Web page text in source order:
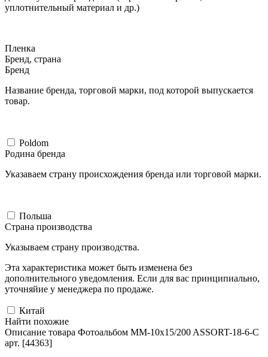
уплотнительный материал и др.)
Пленка
Бренд, страна
Бренд
Название бренда, торговой марки, под которой выпускается
товар.
Poldom
Родина бренда
Указаваем страну происхождения бренда или торговой марки.
Польша
Страна производства
Указываем страну производства.
Эта характеристика может быть изменена без
дополнительного уведомления. Если для вас принципиально,
уточняйие у менеджера по продаже.
Китай
Найти похожие
Описание товара Фотоальбом MM-10x15/200 ASSORT-18-6-C
арт. [44363]